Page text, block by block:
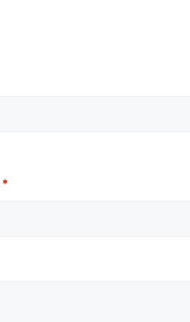
*